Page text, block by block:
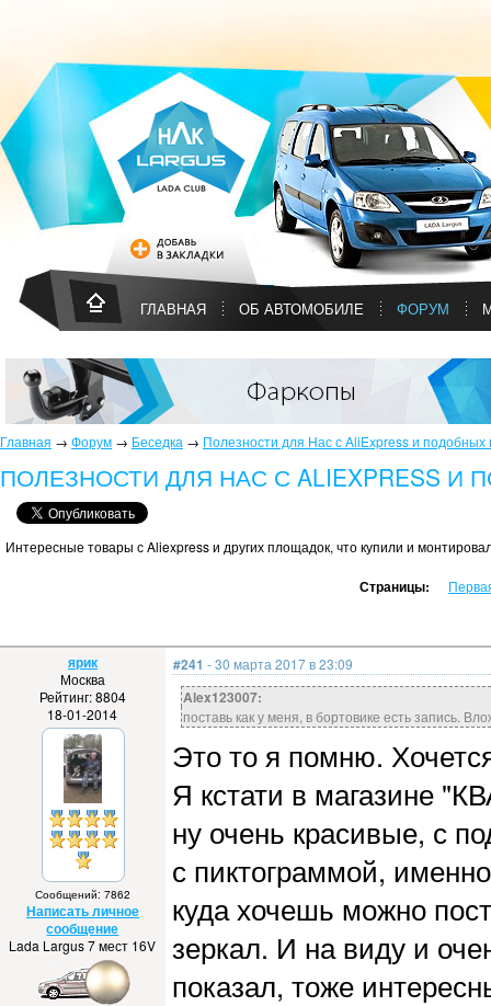
ГЛАВНАЯ ОБ АВТОМОБИЛЕ ФОРУМ
Главная → Форум → Беседка → Полезности для Нас с AliExpress и
ПОЛЕЗНОСТИ ДЛЯ НАС С ALIEXPRESS
Интересные товары с Aliexpress и других площадок, что купили и
Страницы:
ярик
Москва
Рейтинг: 8804
18-01-2014
Сообщений: 7862
Написать личное
сообщение
Lada Largus 7 мест 16V
#241 - 30 марта 2017 в 23:09
Alex123007:
поставь как у меня, в бортовике есть запись.
Это то я помню.
Я кстати в магазине
ну очень красивые, с
с пиктограммой,
куда хочешь можно
зеркал. И на виду и
показал, тоже